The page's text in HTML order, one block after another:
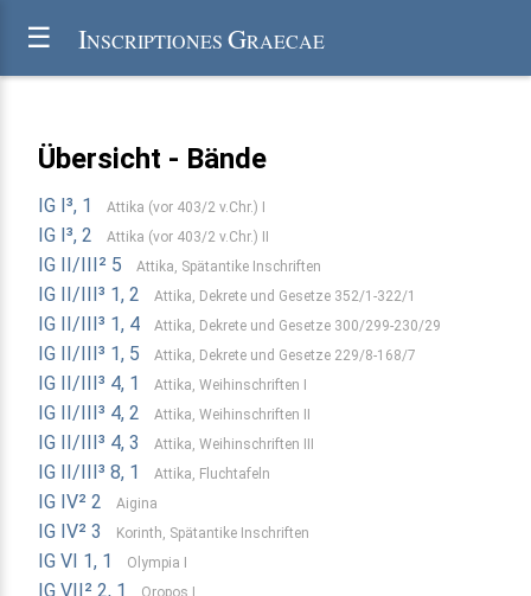
☰ INSCRIPTIONES GRAECAE
Übersicht - Bände
IG I³, 1 Attika (vor 403/2 v.Chr.) I
IG I³, 2 Attika (vor 403/2 v.Chr.) II
IG II/III² 5 Attika, Spätantike Inschriften
IG II/III³ 1, 2 Attika, Dekrete und Gesetze 352/1-322/1
IG II/III³ 1, 4 Attika, Dekrete und Gesetze 300/299-230/29
IG II/III³ 1, 5 Attika, Dekrete und Gesetze 229/8-168/7
IG II/III³ 4, 1 Attika, Weihinschriften I
IG II/III³ 4, 2 Attika, Weihinschriften II
IG II/III³ 4, 3 Attika, Weihinschriften III
IG II/III³ 8, 1 Attika, Fluchtafeln
IG IV² 2 Aigina
IG IV² 3 Korinth, Spätantike Inschriften
IG VI 1, 1 Olympia I
IG VII² 2, 1 Oropos I